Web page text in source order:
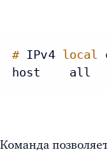
# IPv4 local
host    all
Команда